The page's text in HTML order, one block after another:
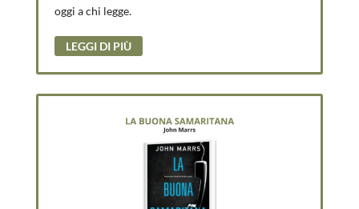
oggi a chi legge.
LEGGI DI PIÙ